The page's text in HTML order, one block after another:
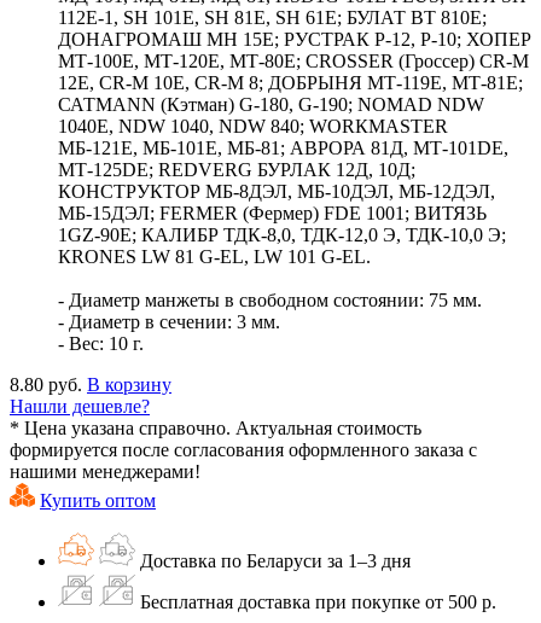
112Е-1, SН 101Е, SН 81Е, SН 61Е; БУЛАТ ВТ 810Е;
ДОНАГРОМАШ МН 15Е; РУСТРАК Р-12, Р-10; ХОПЕР
МТ-100Е, МТ-120Е, МТ-80Е; СRОSSЕR (Гроссер) СR-М
12Е, СR-М 10Е, СR-М 8; ДОБРЫНЯ МТ-119Е, МТ-81Е;
САТМАNN (Кэтман) G-180, G-190; NОМАD NDW
1040Е, NDW 1040, NDW 840; WОRКМАSТЕR
МБ-121Е, МБ-101Е, МБ-81; АВРОРА 81Д, МТ-101DЕ,
МТ-125DЕ; RЕDVЕRG БУРЛАК 12Д, 10Д;
КОНСТРУКТОР МБ-8ДЭЛ, МБ-10ДЭЛ, МБ-12ДЭЛ,
МБ-15ДЭЛ; FЕRМЕR (Фермер) FDЕ 1001; ВИТЯЗЬ
1GZ-90Е; КАЛИБР ТДК-8,0, ТДК-12,0 Э, ТДК-10,0 Э;
КRОNЕS LW 81 G-ЕL, LW 101 G-ЕL.
- Диаметр манжеты в свободном состоянии: 75 мм.
- Диаметр в сечении: 3 мм.
- Вес: 10 г.
8.80 руб. В корзину
Нашли дешевле?
* Цена указана справочно. Актуальная стоимость
формируется после согласования оформленного заказа с
нашими менеджерами!
Купить оптом
Доставка по Беларуси за 1–3 дня
Бесплатная доставка при покупке от 500 р.